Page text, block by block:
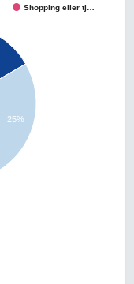
Shopping eller tj…
25%